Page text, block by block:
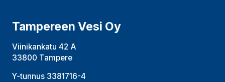
Tampereen Vesi Oy
Viinikankatu 42 A
33800 Tampere
Y-tunnus 3381716-4